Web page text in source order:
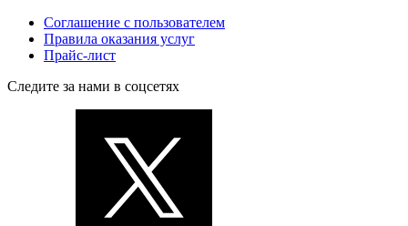
Соглашение с пользователем
Правила оказания услуг
Прайс-лист
Следите за нами в соцсетях